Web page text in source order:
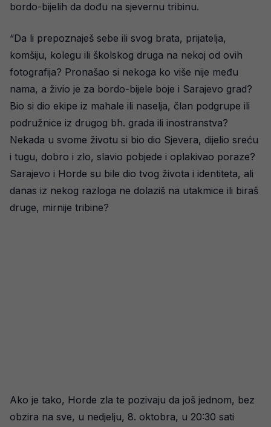
bordo-bijelih da dođu na sjevernu tribinu.
“Da li prepoznaješ sebe ili svog brata, prijatelja,
komšiju, kolegu ili školskog druga na nekoj od ovih
fotografija? Pronašao si nekoga ko više nije među
nama, a živio je za bordo-bijele boje i Sarajevo grad?
Bio si dio ekipe iz mahale ili naselja, član podgrupe ili
podružnice iz drugog bh. grada ili inostranstva?
Nekada u svome životu si bio dio Sjevera, dijelio sreću
i tugu, dobro i zlo, slavio pobjede i oplakivao poraze?
Sarajevo i Horde su bile dio tvog života i identiteta, ali
danas iz nekog razloga ne dolaziš na utakmice ili biraš
druge, mirnije tribine?
Ako je tako, Horde zla te pozivaju da još jednom, bez
obzira na sve, u nedjelju, 8. oktobra, u 20:30 sati